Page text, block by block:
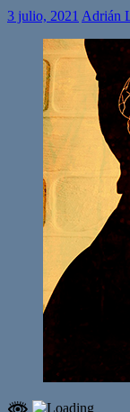
3 julio, 2021 Adrián